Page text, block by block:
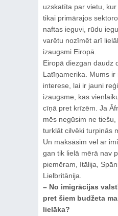
uzskatīta par vietu,
tikai primārajos
naftas ieguvi, rūdu
varētu nozīmēt arī
izaugsmi Eiropā.
Eiropā diezgan daudz
Latīņamerika. Mums ir
interese, lai ir jauni
izaugsme, kas
cīņā pret krīzēm. Ja
mēs negūsim ne tiešu,
turklāt cilvēki turpinās
Un maksāsim vēl ar
gan tik lielā mērā nav
piemēram, Itālija,
Lielbritānija.
– No imigrācijas
pret šiem budžeta
lielāka?